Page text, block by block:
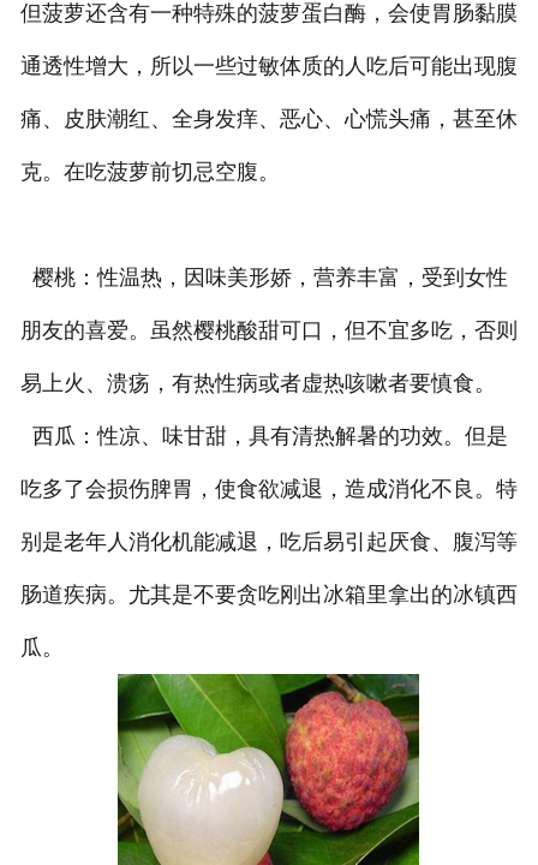
但菠萝还含有一种特殊的菠萝蛋白酶，会使胃肠黏膜
通透性增大，所以一些过敏体质的人吃后可能出现腹
痛、皮肤潮红、全身发痒、恶心、心慌头痛，甚至休
克。在吃菠萝前切忌空腹。
樱桃：性温热，因味美形娇，营养丰富，受到女性
朋友的喜爱。虽然樱桃酸甜可口，但不宜多吃，否则
易上火、溃疡，有热性病或者虚热咳嗽者要慎食。
西瓜：性凉、味甘甜，具有清热解暑的功效。但是
吃多了会损伤脾胃，使食欲减退，造成消化不良。特
别是老年人消化机能减退，吃后易引起厌食、腹泻等
肠道疾病。尤其是不要贪吃刚出冰箱里拿出的冰镇西
瓜。